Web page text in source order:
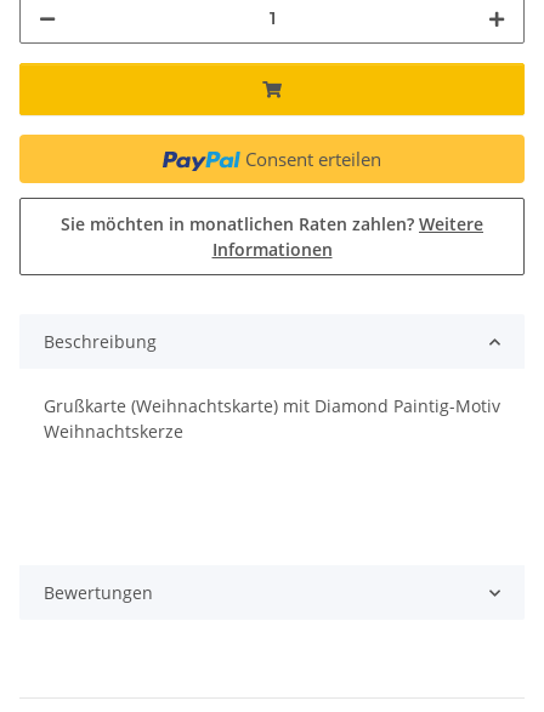
Consent erteilen
Sie möchten in monatlichen Raten zahlen? Weitere
Informationen
Beschreibung
Grußkarte (Weihnachtskarte) mit Diamond Paintig-Motiv
Weihnachtskerze
Bewertungen